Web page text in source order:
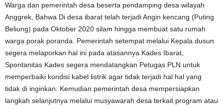
Warga dan pemerintah desa beserta pendamping desa wilayah
Anggrek, Bahwa Di desa ibarat telah terjadi Angin kencang (Puting
Beliung) pada Oktober 2020 silam hingga membuat satu rumah
warga porak poranda. Pemerintah setempat melalui Kepala dusun
segera melaporkan hal ini pada atasannya Kades Ibarat,
Spontanitas Kades segera mendatangkan Petugas PLN untuk
memperbaiki kondisi kabel listrik agar tidak terjadi hal hal yang
tidak di inginkan. Kemudian pemerintah desa mempersiapkan
langkah selanjutnya melalui musyawarah desa terkait program atau